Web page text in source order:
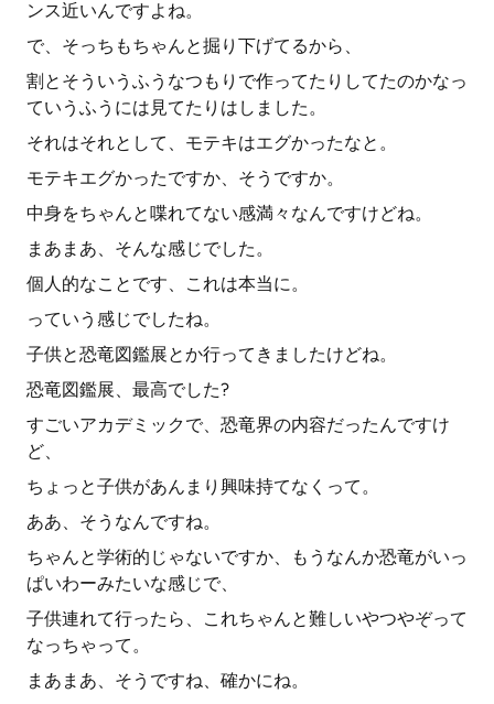
ンス近いんですよね。
で、そっちもちゃんと掘り下げてるから、
割とそういうふうなつもりで作ってたりしてたのかなっ
ていうふうには見てたりはしました。
それはそれとして、モテキはエグかったなと。
モテキエグかったですか、そうですか。
中身をちゃんと喋れてない感満々なんですけどね。
まあまあ、そんな感じでした。
個人的なことです、これは本当に。
っていう感じでしたね。
子供と恐竜図鑑展とか行ってきましたけどね。
恐竜図鑑展、最高でした?
すごいアカデミックで、恐竜界の内容だったんですけ
ど、
ちょっと子供があんまり興味持てなくって。
ああ、そうなんですね。
ちゃんと学術的じゃないですか、もうなんか恐竜がいっ
ぱいわーみたいな感じで、
子供連れて行ったら、これちゃんと難しいやつやぞって
なっちゃって。
まあまあ、そうですね、確かにね。